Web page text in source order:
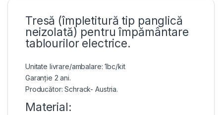
Tresă (împletitură tip panglică
neizolată) pentru împământare
tablourilor electrice.
Unitate livrare/ambalare: 1bc/kit
Garanție 2 ani.
Producător: Schrack- Austria.
Material: